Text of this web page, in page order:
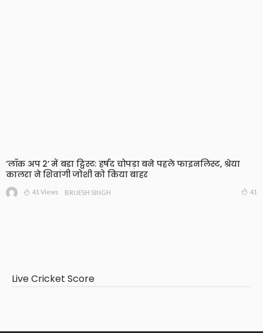
‘लॉक अप 2’ में बड़ा ट्विस्ट: हर्षद चोपड़ा बने पहले फाइनलिस्ट, श्रेया
कालरा ने शिवांगी जोशी को किया बाहर
41 Views BRIJESH SINGH 41
Live Cricket Score